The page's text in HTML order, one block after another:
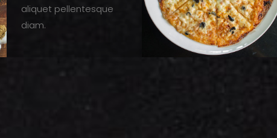
aliquet pellentesque
diam.